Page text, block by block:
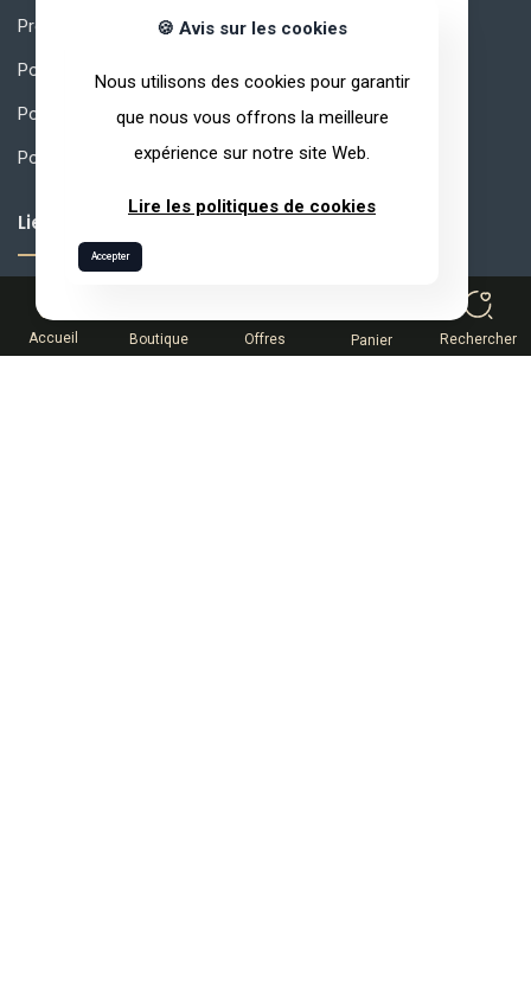
Produits
Pourquoi ARVEA Nature ?
Politique de confidentialité
Politique de qualité
Liens Utiles
MLM Comment Réussir?
🍪 Avis sur les cookies
Nous utilisons des cookies pour garantir
que nous vous offrons la meilleure
expérience sur notre site Web.
Lire les politiques de cookies
Accepter
Accueil Boutique Offres Panier Rechercher